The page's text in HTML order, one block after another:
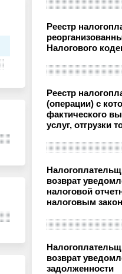
Реестр
Налогового
Реестр
(операции) с
фактического
услуг, отгрузки
возврат
налоговой
налоговым
возврат
задолженности